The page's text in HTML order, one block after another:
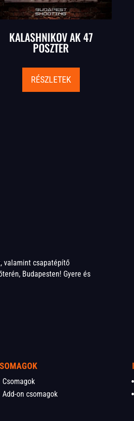
KALASHNIKOV AK 47
POSZTER
RÉSZLETEK
valamint csapatépítő
Budapesten! Gyere és
Csomagok
Add-on csomagok